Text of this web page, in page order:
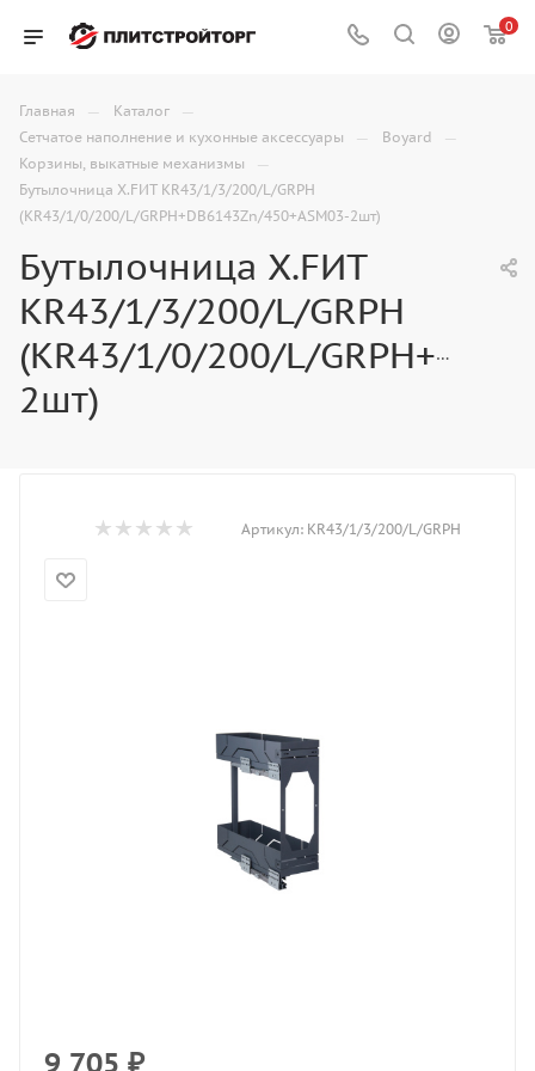
0
Главная — Каталог —
Сетчатое наполнение и кухонные аксессуары — Boyard —
Корзины, выкатные механизмы —
Бутылочница X.FИТ KR43/1/3/200/L/GRPH
(KR43/1/0/200/L/GRPH+DB6143Zn/450+ASM03-2шт)
Бутылочница X.FИТ
KR43/1/3/200/L/GRPH
(KR43/1/0/200/L/
2шт)
Артикул: KR43/1/3/200/L/GRPH
9 705 ₽